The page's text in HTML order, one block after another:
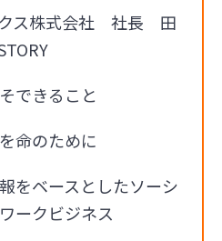
クス株式会社 社長 田
できること
命のために
をベースとしたソーシ
ークビジネス